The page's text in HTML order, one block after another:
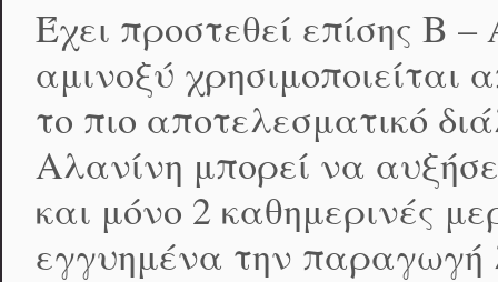
Έχει προστεθεί επίσης Β
αμινοξύ
το πιο αποτελεσματικό
Αλανίνη μπορεί να
και μόνο 2 καθημερινές
εγγυημένα την παραγωγή